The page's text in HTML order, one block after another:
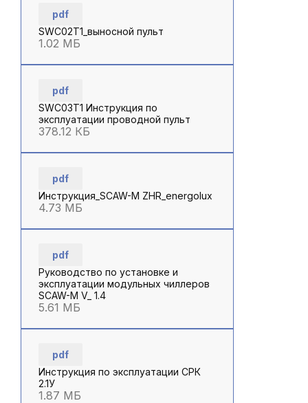
pdf
SWC02T1_выносной пульт
1.02 МБ
pdf
SWC03T1 Инструкция по
эксплуатации проводной пульт
378.12 КБ
pdf
Инструкция_SCAW-M ZHR_energolux
4.73 МБ
pdf
Руководство по установке и
эксплуатации модульных чиллеров
SCAW-M V_ 1.4
5.61 МБ
pdf
Инструкция по эксплуатации СРК
2.1У
1.87 МБ